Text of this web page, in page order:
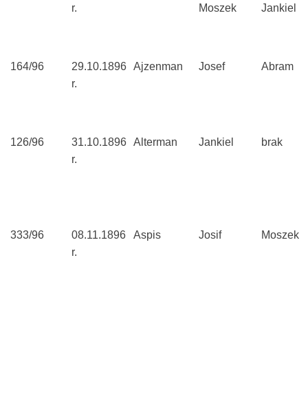
r.
Moszek
Jankiel
164/96
29.10.1896
r.
Ajzenman Josef Abram
126/96
31.10.1896
r.
Alterman Jankiel brak
333/96
08.11.1896
r.
Aspis Josif Moszek